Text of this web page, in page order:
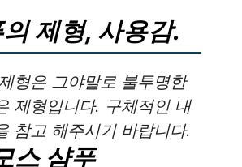
제형, 사용감.
형은 그야말로 불투명한
제형입니다. 구체적인 내
참고 해주시기 바랍니다.
스 샴푸